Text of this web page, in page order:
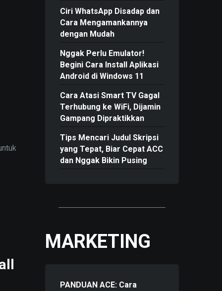
Ciri WhatsApp Disadap dan
Cara Mengamankannya
dengan Mudah
Nggak Perlu Emulator!
Begini Cara Install Aplikasi
Android di Windows 11
Cara Atasi Smart TV Gagal
Terhubung ke WiFi, Dijamin
Gampang Dipraktikkan
Tips Mencari Judul Skripsi
yang Tepat, Biar Cepat ACC
dan Nggak Bikin Pusing
MARKETING
PANDUAN ACE: Cara